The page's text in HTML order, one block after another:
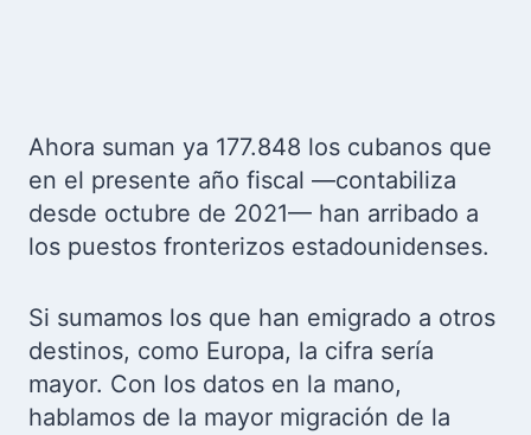
Ahora suman ya 177.848 los cubanos que
en el presente año fiscal —contabiliza
desde octubre de 2021— han arribado a
los puestos fronterizos estadounidenses.
Si sumamos los que han emigrado a otros
destinos, como Europa, la cifra sería
mayor. Con los datos en la mano,
hablamos de la mayor migración de la